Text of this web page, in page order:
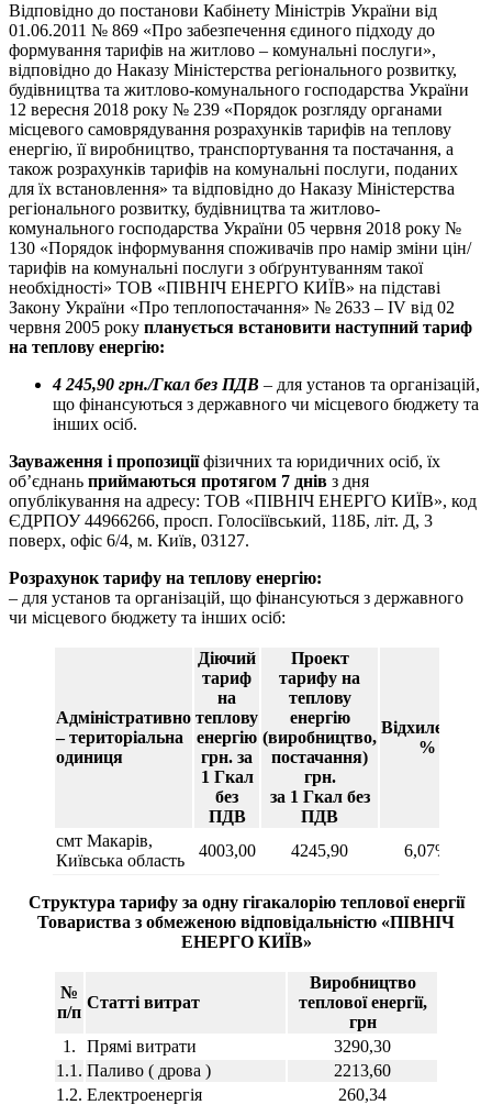
Відповідно до постанови Кабінету Міністрів України від
01.06.2011 № 869 «Про забезпечення єдиного підходу до
формування тарифів на житлово – комунальні послуги»,
відповідно до Наказу Міністерства регіонального розвитку,
будівництва та житлово-комунального господарства України
12 вересня 2018 року № 239 «Порядок розгляду органами
місцевого самоврядування розрахунків тарифів на теплову
енергію, її виробництво, транспортування та постачання, а
також розрахунків тарифів на комунальні послуги, поданих
для їх встановлення» та відповідно до Наказу Міністерства
регіонального розвитку, будівництва та житлово-
комунального господарства України 05 червня 2018 року №
130 «Порядок інформування споживачів про намір зміни цін/
тарифів на комунальні послуги з обґрунтуванням такої
необхідності» ТОВ «ПІВНІЧ ЕНЕРГО КИЇВ» на підставі
Закону України «Про теплопостачання» № 2633 – IV від 02
червня 2005 року планується встановити наступний тариф
на теплову енергію:
4 245,90 грн./Гкал без ПДВ – для установ та організацій,
що фінансуються з державного чи місцевого бюджету та
інших осіб.
Зауваження і пропозиціїфізичних та юридичних осіб, їх
об’єднань приймаються протягом 7 днів з дня
опублікування на адресу: ТОВ «ПІВНІЧ ЕНЕРГО КИЇВ», код
ЄДРПОУ 44966266, просп. Голосіївський, 118Б, літ. Д, 3
поверх, офіс 6/4, м. Київ, 03127.
Розрахунок тарифу на теплову енергію:
– для установ та організацій, що фінансуються з державного
чи місцевого бюджету та інших осіб:
Адміністративно
– територіальна
одиниця
Діючий
тариф
на
теплову
енергію
грн. за
1 Гкал
без
ПДВ
Проект
тарифу на
теплову
енергію
(виробництво,
постачання)
грн.
за 1 Гкал без
ПДВ
Відхилення
%
смт Макарів,
Київська область
4003,00 4245,90 6,07%
Структура тарифу за одну гігакалорію теплової енергії
Товариства з обмеженою відповідальністю «ПІВНІЧ
ЕНЕРГО КИЇВ»
№
п/п
Статті витрат
Виробництво
теплової енергії,
грн
1.
Прямі витрати
3290,30
1.1. Паливо ( дрова )
2213,60
1.2. Електроенергія
260,34